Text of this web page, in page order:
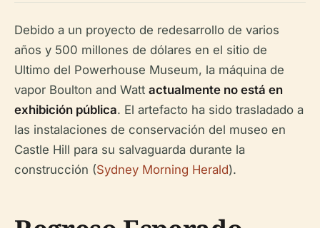
Debido a un proyecto de redesarrollo de varios
años y 500 millones de dólares en el sitio de
Ultimo del Powerhouse Museum, la máquina de
vapor Boulton and Watt actualmente no está en
exhibición pública. El artefacto ha sido trasladado a
las instalaciones de conservación del museo en
Castle Hill para su salvaguarda durante la
construcción (Sydney Morning Herald).